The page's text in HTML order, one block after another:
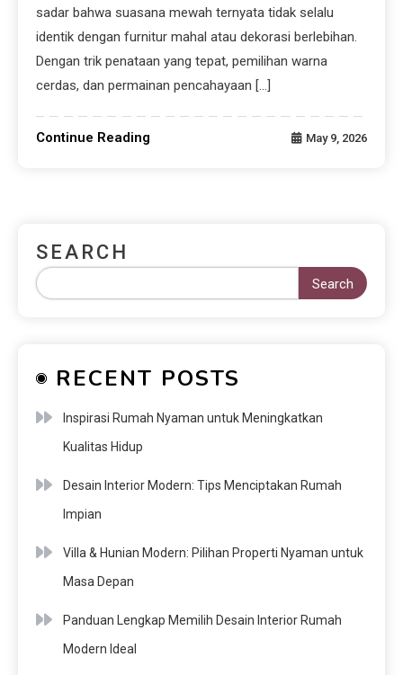
sadar bahwa suasana mewah ternyata tidak selalu
identik dengan furnitur mahal atau dekorasi berlebihan.
Dengan trik penataan yang tepat, pemilihan warna
cerdas, dan permainan pencahayaan […]
Continue Reading May 9, 2026
SEARCH
Search
RECENT POSTS
Inspirasi Rumah Nyaman untuk Meningkatkan
Kualitas Hidup
Desain Interior Modern: Tips Menciptakan Rumah
Impian
Villa & Hunian Modern: Pilihan Properti Nyaman untuk
Masa Depan
Panduan Lengkap Memilih Desain Interior Rumah
Modern Ideal